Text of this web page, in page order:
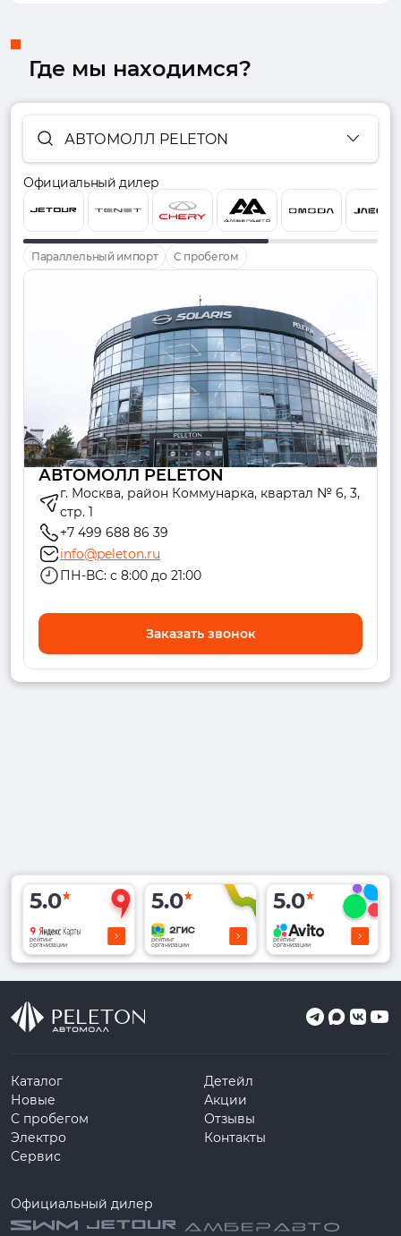
Где мы находимся?
АВТОМОЛЛ PELETON
Официальный дилер
Параллельный импорт С пробегом
АВТОМОЛЛ PELETON
г. Москва, район Коммунарка, квартал № 6, 3,
стр. 1
+7 499 688 86 39
info@peleton.ru
ПН-ВС: с 8:00 до 21:00
Заказать звонок
5.0
рейтинг
организации
5.0
рейтинг
организации
5.0
рейтинг
организации
Каталог
Новые
С пробегом
Электро
Сервис
Детейл
Акции
Отзывы
Контакты
Официальный дилер